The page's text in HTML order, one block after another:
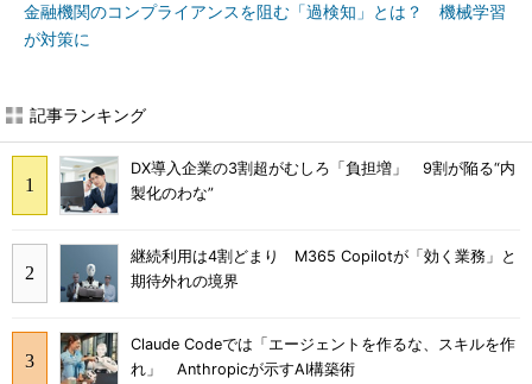
金融機関のコンプライアンスを阻む「過検知」とは？ 機械学習
が対策に
記事ランキング
DX導入企業の3割超がむしろ「負担増」 9割が陥る“内
製化のわな”
継続利用は4割どまり M365 Copilotが「効く業務」と
期待外れの境界
Claude Codeでは「エージェントを作るな、スキルを作
れ」 Anthropicが示すAI構築術